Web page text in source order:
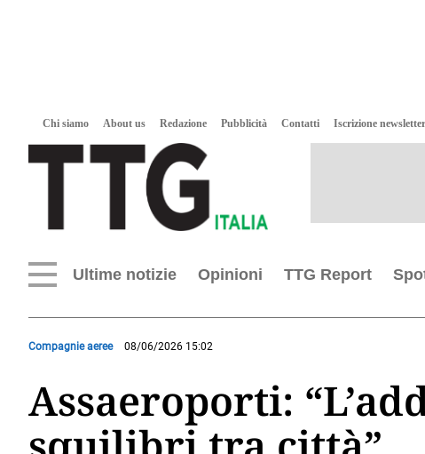
Chi siamo About us Redazione Pubblicità Contatti Iscrizione newsletter
Ultime notizie Opinioni TTG Report
Compagnie aeree 08/06/2026 15:02
Assaeroporti: